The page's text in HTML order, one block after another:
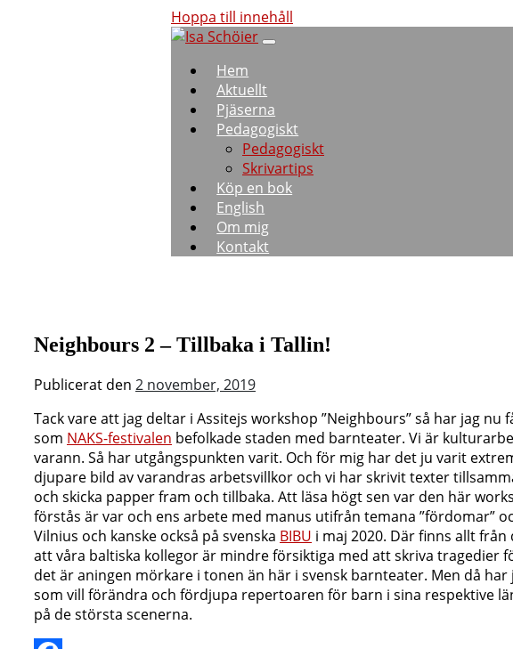
Hoppa till innehåll
Hem
Aktuellt
Pjäserna
Pedagogiskt
Pedagogiskt
Skrivartips
Köp en bok
English
Om mig
Kontakt
Neighbours 2 – Tillbaka i Tallin!
Publicerat den 2 november, 2019
Tack vare att jag deltar i Assitejs workshop ”Neighbours” så har jag
som NAKS-festivalen befolkade staden med barnteater. Vi är
varann. Så har utgångspunkten varit. Och för mig har det ju varit
djupare bild av varandras arbetsvillkor och vi har skrivit texter
och skicka papper fram och tillbaka. Att läsa högt sen var den här
förstås är var och ens arbete med manus utifrån temana ”fördomar”
Vilnius och kanske också på svenska BIBU i maj 2020. Där finns allt
att våra baltiska kollegor är mindre försiktiga med att skriva tragedier
det är aningen mörkare i tonen än här i svensk barnteater. Men då
som vill förändra och fördjupa repertoaren för barn i sina respektive
på de största scenerna.